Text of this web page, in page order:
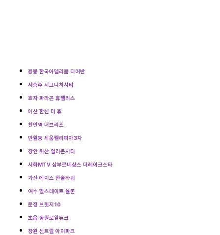
용봉 한국아델리움 디어반
서충주 시그니처시티
효자 파라곤 휴팰리스
아산 한신 더 휴
천안역 더브리즈
반월동 세움펠리피아3차
장안 위산 일리온시티
시화MTV 삼부르네상스 더레이크스타
가산 에이스 한솔타워
여수 힐스테이트 율촌
운정 브릿지10
초읍 동원로얄듀크
창원 센트럴 아이파크